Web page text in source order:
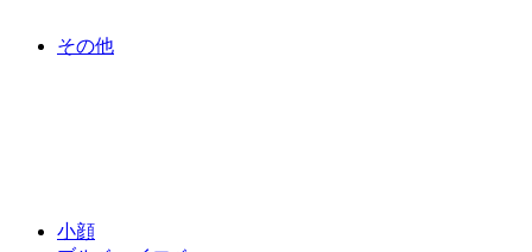
その他
小顔